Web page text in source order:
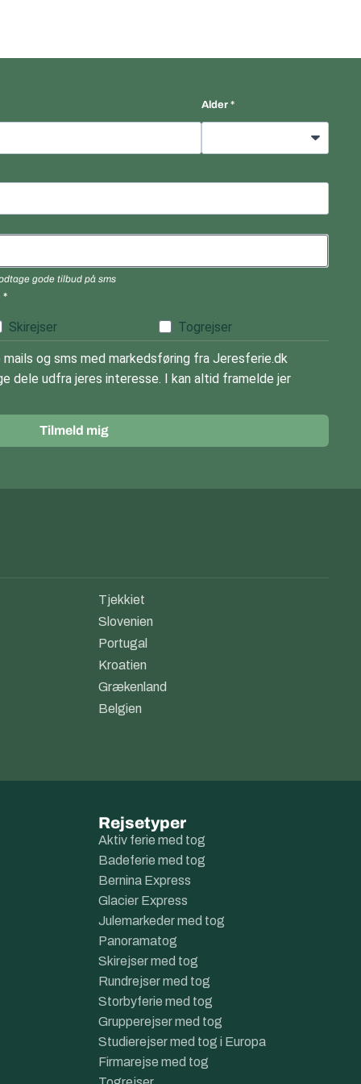
Alder
gode tilbud på sms
Skirejser Togrejser
og sms med markedsføring fra Jeresferie.dk
dele udfra jeres interesse. I kan altid framelde jer
Tilmeld mig
Tjekkiet
Slovenien
Portugal
Kroatien
Grækenland
Belgien
Rejsetyper
Aktiv ferie med tog
Badeferie med tog
Bernina Express
Glacier Express
Julemarkeder med tog
Panoramatog
Skirejser med tog
Rundrejser med tog
Storbyferie med tog
Grupperejser med tog
Studierejser med tog i Europa
Firmarejse med tog